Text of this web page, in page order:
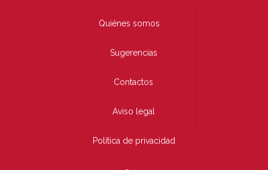
Quiénes somos
Sugerencias
Contactos
Aviso legal
Política de privacidad